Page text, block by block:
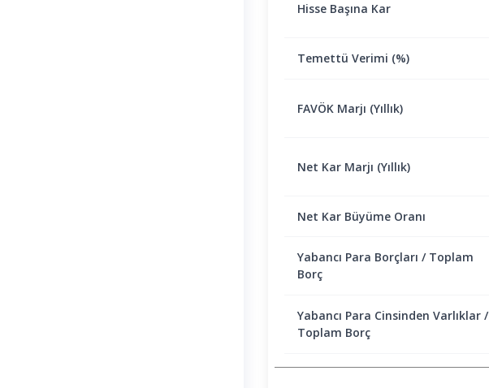
Hisse Başına Kar
Temettü Verimi (%)
FAVÖK Marjı (Yıllık)
Net Kar Marjı (Yıllık)
Net Kar Büyüme Oranı
Yabancı Para Borçları / Toplam
Borç
Yabancı Para Cinsinden Varlıklar /
Toplam Borç